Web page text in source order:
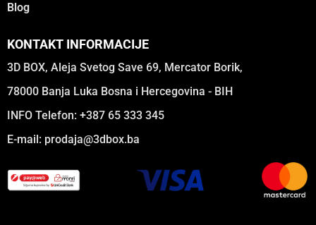
Blog
KONTAKT INFORMACIJE
3D BOX, Aleja Svetog Save 69, Mercator Borik,
78000 Banja Luka Bosna i Hercegovina - BIH
INFO Telefon: +387 65 333 345
E-mail: prodaja@3dbox.ba